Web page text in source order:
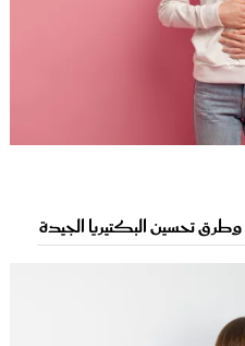
وطرق تحسين البكتيريا الجيدة